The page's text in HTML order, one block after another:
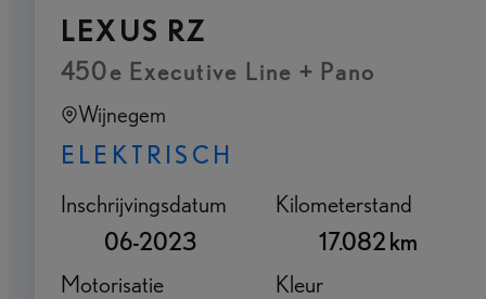
LEXUS RZ
450e Executive Line + Pano
Wijnegem
ELEKTRISCH
Inschrijvingsdatum
06-2023
Kilometerstand
17.082 km
Motorisatie
Kleur